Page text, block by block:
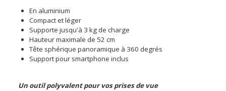
En aluminium
Compact et léger
Supporte jusqu'à 3 kg de charge
Hauteur maximale de 52 cm
Tête sphérique panoramique à 360 degrés
Support pour smartphone inclus
Un outil polyvalent pour vos prises de vue